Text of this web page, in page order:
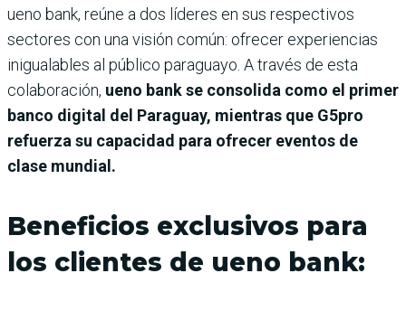
ueno bank, reúne a dos líderes en sus respectivos
sectores con una visión común: ofrecer experiencias
inigualables al público paraguayo. A través de esta
colaboración, ueno bank se consolida como el primer
banco digital del Paraguay, mientras que G5pro
refuerza su capacidad para ofrecer eventos de
clase mundial.
Beneficios exclusivos para
los clientes de ueno bank: